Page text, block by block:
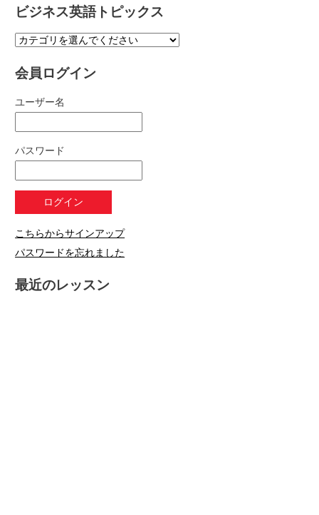
ビジネス英語トピックス
会員ログイン
ユーザー名
パスワード
こちらからサインアップ
パスワードを忘れました
最近のレッスン